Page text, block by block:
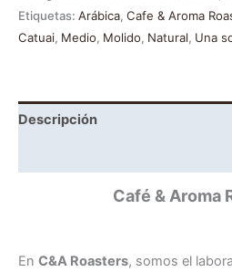
Etiquetas: Arábica, Cafe & Aroma
Catuai, Medio, Molido, Natural, Una
Descripción
Café & Aroma
En C&A Roasters, somos el